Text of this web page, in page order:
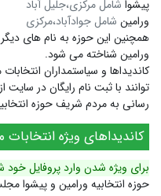
پیشوا شامل مرکزی،جلیل آباد
ورامین شامل جوادآباد،مرکزی
همچنین این حوزه به نام های دیگر
ورامین شناخته می شود.
توانند با ثبت نام رایگان در
رسانی به مردم شریف حوزه
کاندیداهای ویژه
برای ویژه شدن وارد پروفایل
حوزه انتخابیه ورامین و پیشوا